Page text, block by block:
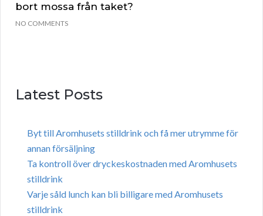
bort mossa från taket?
NO COMMENTS
Latest Posts
Byt till Aromhusets stilldrink och få mer utrymme för
annan försäljning
Ta kontroll över dryckeskostnaden med Aromhusets
stilldrink
Varje såld lunch kan bli billigare med Aromhusets
stilldrink